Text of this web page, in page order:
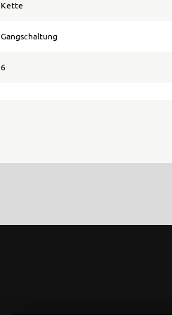
Kette
Gangschaltung
6